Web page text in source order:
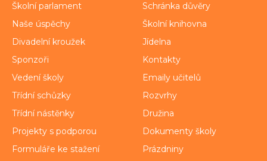
Školní parlament
Schránka důvěry
Naše úspěchy
Školní knihovna
Divadelní kroužek
Jídelna
Sponzoři
Kontakty
Vedení školy
Emaily učitelů
Třídní schůzky
Rozvrhy
Třídní nástěnky
Družina
Projekty s podporou
Dokumenty školy
Formuláře ke stažení
Prázdniny